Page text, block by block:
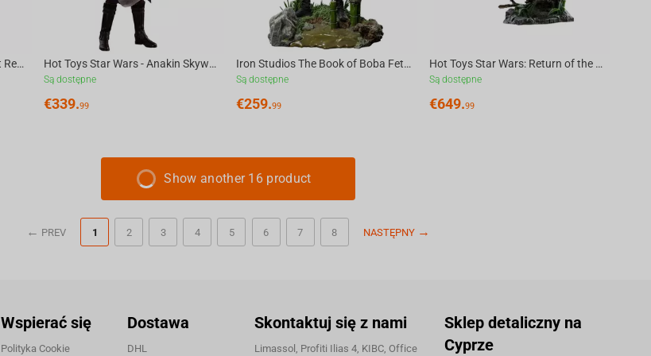
Hot Toys Star Wars - Boba Fett Repaint Armor Statue 1/6 Scale Hot Toys Star Wars - Anakin Skywalker Statue 1/6 Scale
Są dostępne
€339.99
Iron Studios The Book of Boba Fett - Luke Skywalker and Grogu Training Statue Art Sca...
Są dostępne
€259.99
Hot Toys Star Wars: Return of the Jedi - Scout Trooper & Speeder Bike Figure Scale 1/6
Są dostępne
€649.99
Show another 16 product
PREV 1 2 3 4 5 6 7 8 NASTĘPNY
Wspierać się
Polityka Cookie
Dostawa
DHL
Skontaktuj się z nami
Limassol, Profiti Ilias 4, KIBC, Office
Sklep detaliczny na
Cyprze